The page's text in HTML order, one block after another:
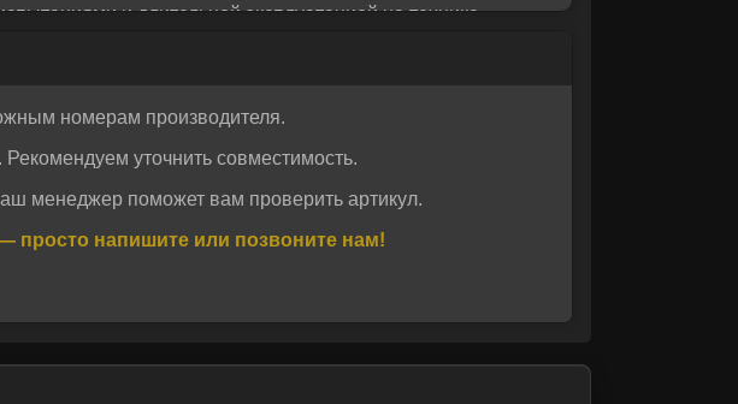
и длительной эксплуатацией на технике
разработанные с учетом требований промышленной
выбором среди сервисных центров и владельцев
номерам производителя.
уточнить совместимость.
менеджер поможет вам проверить артикул.
просто напишите или позвоните нам!